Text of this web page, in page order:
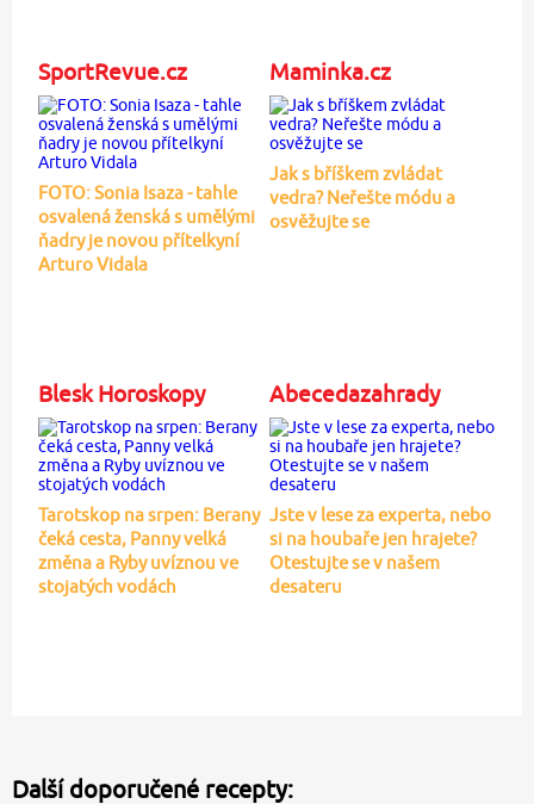
SportRevue.cz
FOTO: Sonia Isaza - tahle
osvalená ženská s umělými
ňadry je novou přítelkyní
Arturo Vidala
Maminka.cz
Jak s bříškem zvládat
vedra? Neřešte módu a
osvěžujte se
Blesk Horoskopy
Tarotskop na srpen: Berany
čeká cesta, Panny velká
změna a Ryby uvíznou ve
stojatých vodách
Abecedazahrady
Jste v lese za experta, nebo
si na houbaře jen hrajete?
Otestujte se v našem
desateru
Další doporučené recepty: